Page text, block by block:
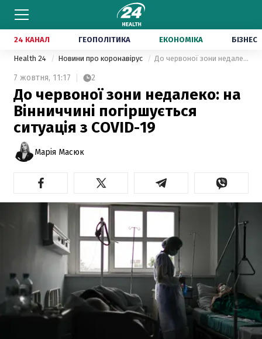
24 КАНАЛ ГЕОПОЛІТИКА ЕКОНОМІКА БІЗНЕС
Health 24 Новини про коронавірус До червоної зони недалеко: на Вінниччині погіршується ситуація з COVID-19
7 жовтня, 11:17 2
До червоної зони недалеко: на
Вінниччині погіршується
ситуація з COVID-19
Марія Масюк